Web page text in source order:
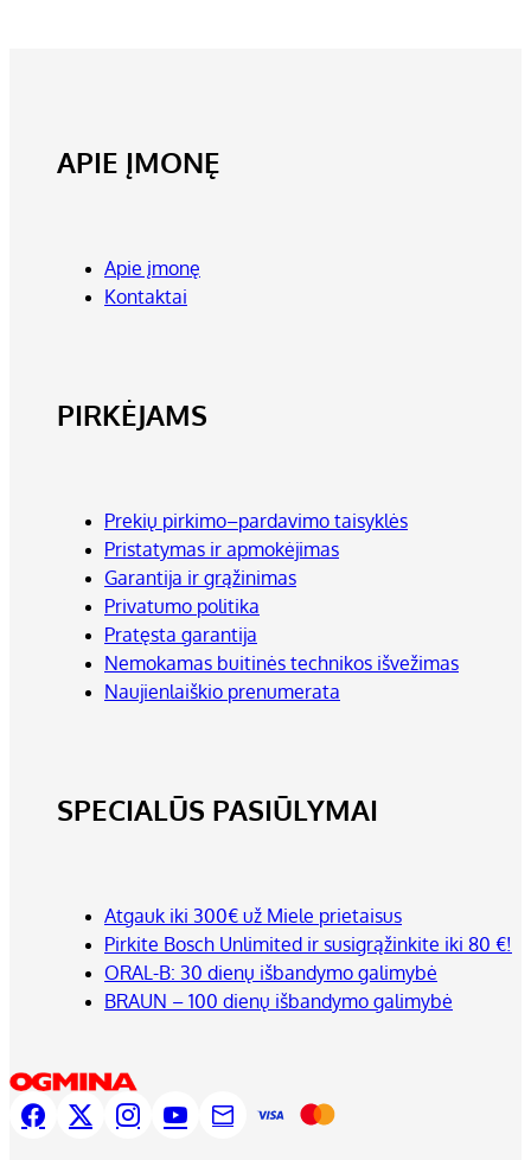
APIE ĮMONĘ
Apie įmonę
Kontaktai
PIRKĖJAMS
Prekių pirkimo–pardavimo taisyklės
Pristatymas ir apmokėjimas
Garantija ir grąžinimas
Privatumo politika
Pratęsta garantija
Nemokamas buitinės technikos išvežimas
Naujienlaiškio prenumerata
SPECIALŪS PASIŪLYMAI
Atgauk iki 300€ už Miele prietaisus
Pirkite Bosch Unlimited ir susigrąžinkite iki 80 €!
ORAL-B: 30 dienų išbandymo galimybė
BRAUN – 100 dienų išbandymo galimybė